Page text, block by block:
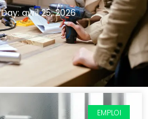
Day: avril 25, 2026
EMPLOI